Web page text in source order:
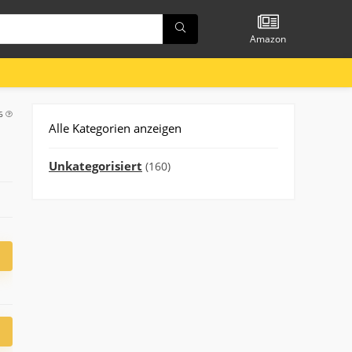
Amazon
Alle Kategorien anzeigen
Unkategorisiert (160)